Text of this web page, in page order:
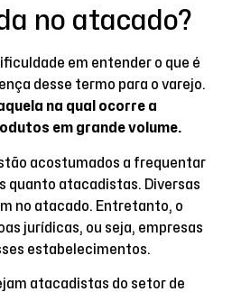
no atacado?
em entender o que é
desse termo para o varejo.
na qual ocorre a
em grande volume.
acostumados a frequentar
quanto atacadistas. Diversas
no atacado. Entretanto, o
jurídicas, ou seja, empresas
estabelecimentos.
atacadistas do setor de